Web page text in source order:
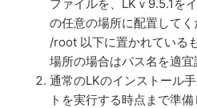
ファイルを、LKｖ9.5.1を
の任意の場所に配置して
/root 以下に置かれている
場所の場合はパス名を適宜
通常のLKのインストール
トを実行する時点まで準備